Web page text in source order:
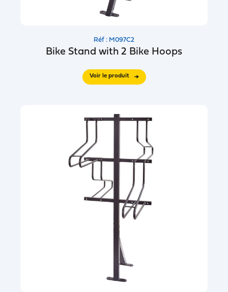
Réf : M097C2
Bike Stand with 2 Bike Hoops
Voir le produit